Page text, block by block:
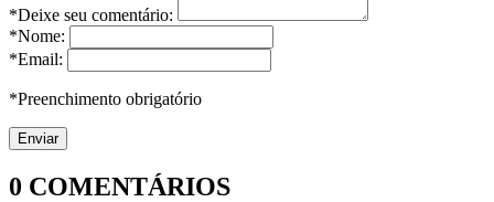
*Deixe seu comentário:
*Nome:
*Email:
*Preenchimento obrigatório
0 COMENTÁRIOS